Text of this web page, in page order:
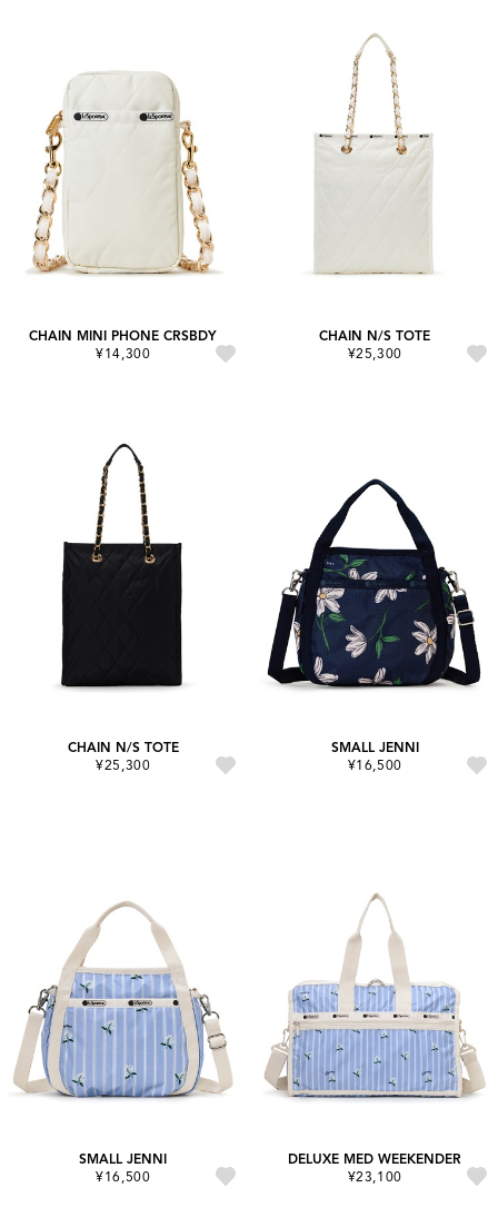
CHAIN MINI PHONE CRSBDY
¥14,300
CHAIN N/S TOTE
¥25,300
CHAIN N/S TOTE
¥25,300
SMALL JENNI
¥16,500
SMALL JENNI
¥16,500
DELUXE MED WEEKENDER
¥23,100